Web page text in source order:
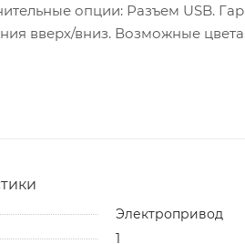
опции: Разъем USB.
вверх/вниз. Возможные
Электропривод
1